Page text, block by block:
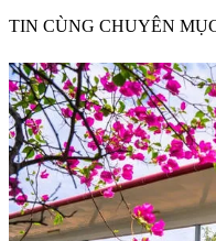
TIN CÙNG CHUYÊN